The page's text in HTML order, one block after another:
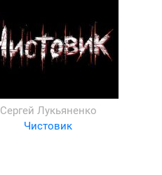
Сергей Лукьяненко
Чистовик